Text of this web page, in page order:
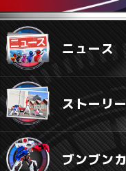
ニュース
ストーリ
ブンブン